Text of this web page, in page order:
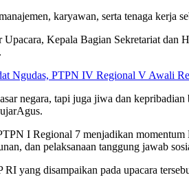
, karyawan, serta tenaga kerja
Upacara, Kepala Bagian Sekretariat dan
Ngudas, PTPN IV Regional V Awali
negara, tapi juga jiwa dan kepribadian
ujarAgus.
I Regional 7 menjadikan momentum
, dan pelaksanaan tanggung jawab
RI yang disampaikan pada upacara